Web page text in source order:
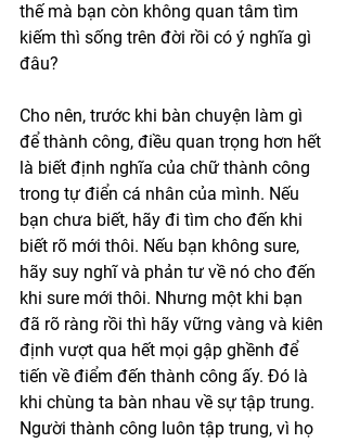
thế mà bạn còn không quan tâm tìm
kiếm thì sống trên đời rồi có ý nghĩa gì
đâu?
Cho nên, trước khi bàn chuyện làm gì
để thành công, điều quan trọng hơn hết
là biết định nghĩa của chữ thành công
trong tự điển cá nhân của mình. Nếu
bạn chưa biết, hãy đi tìm cho đến khi
biết rõ mới thôi. Nếu bạn không sure,
hãy suy nghĩ và phản tư về nó cho đến
khi sure mới thôi. Nhưng một khi bạn
đã rõ ràng rồi thì hãy vững vàng và kiên
định vượt qua hết mọi gập ghềnh để
tiến về điểm đến thành công ấy. Đó là
khi chùng ta bàn nhau về sự tập trung.
Người thành công luôn tập trung, vì họ